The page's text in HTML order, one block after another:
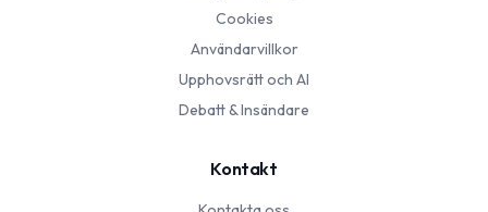
Cookies
Användarvillkor
Upphovsrätt och AI
Debatt & Insändare
Kontakt